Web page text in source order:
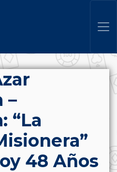
–
“La
48 Años